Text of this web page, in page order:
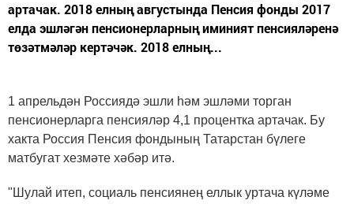
артачак. 2018 елның августында Пенсия фонды 2017
елда эшләгән пенсионерларның иминият пенсияләренә
төзәтмәләр кертәчәк. 2018 елның...
1 апрельдән Россиядә эшли һәм эшләми торган
пенсионерларга пенсияләр 4,1 процентка артачак. Бу
хакта Россия Пенсия фондының Татарстан бүлеге
матбугат хезмәте хәбәр итә.
"Шулай итеп, социаль пенсиянең еллык уртача күләме